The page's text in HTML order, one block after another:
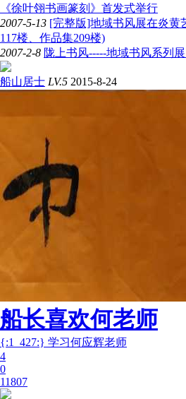
《徐叶翎书画篆刻》首发式举行
2007-5-13 [完整版]地域书风展在炎黄
117楼、作品集209楼)
2007-2-8 陇上书风-----地域书风系列
船山居士 LV.5 2015-8-24
船长喜欢何老师
{:1_427:} 学习何应辉老师
4
0
11807